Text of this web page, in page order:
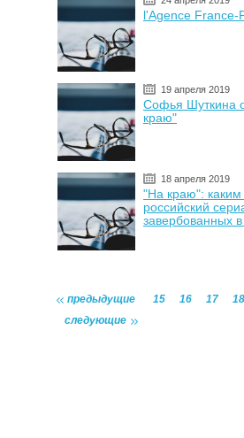
l'Agence France-
19 апреля 2019
Софья Шуткина
краю"
18 апреля 2019
"На краю":
российский
завербованных
предыдущие 15 16 17
18
следующие